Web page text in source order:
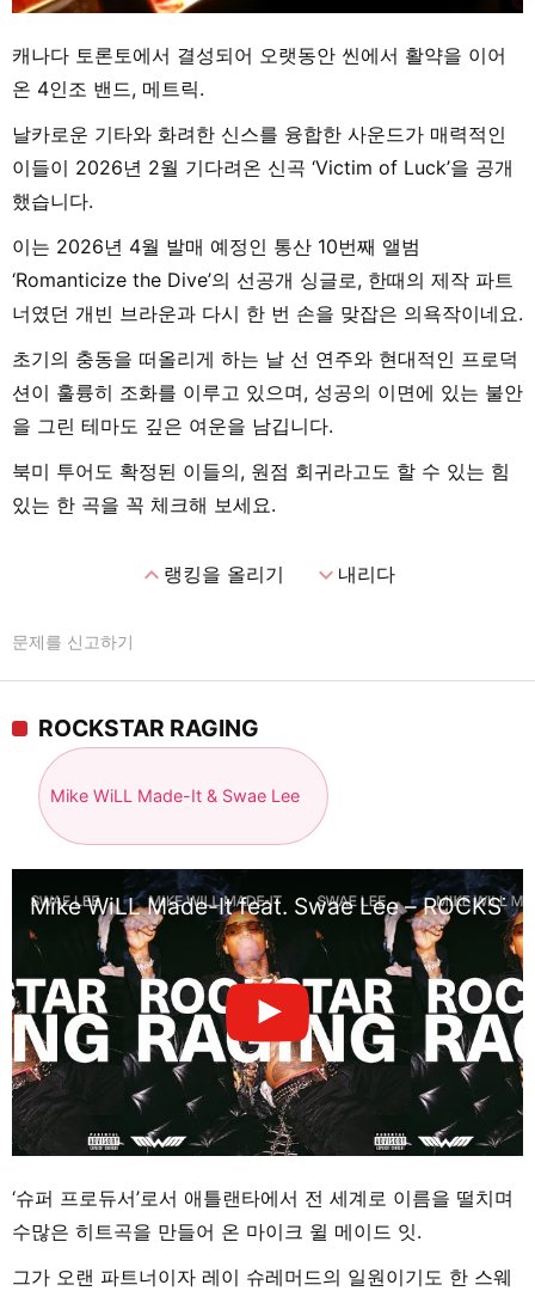
캐나다 토론토에서 결성되어 오랫동안 씬에서 활약을 이어
온 4인조 밴드, 메트릭.
날카로운 기타와 화려한 신스를 융합한 사운드가 매력적인
이들이 2026년 2월 기다려온 신곡 ‘Victim of Luck’을 공개
했습니다.
이는 2026년 4월 발매 예정인 통산 10번째 앨범
‘Romanticize the Dive’의 선공개 싱글로, 한때의 제작 파트
너였던 개빈 브라운과 다시 한 번 손을 맞잡은 의욕작이네요.
초기의 충동을 떠올리게 하는 날 선 연주와 현대적인 프로덕
션이 훌륭히 조화를 이루고 있으며, 성공의 이면에 있는 불안
을 그린 테마도 깊은 여운을 남깁니다.
북미 투어도 확정된 이들의, 원점 회귀라고도 할 수 있는 힘
있는 한 곡을 꼭 체크해 보세요.
expand_less랭킹을 올리기 expand_more내리다
문제를 신고하기
ROCKSTAR RAGING
Mike WiLL Made-It & Swae Lee
Mike WiLL Made-It feat. Swae Lee –
‘슈퍼 프로듀서’로서 애틀랜타에서 전 세계로 이름을 떨치며
수많은 히트곡을 만들어 온 마이크 윌 메이드 잇.
그가 오랜 파트너이자 레이 슈레머드의 일원이기도 한 스웨